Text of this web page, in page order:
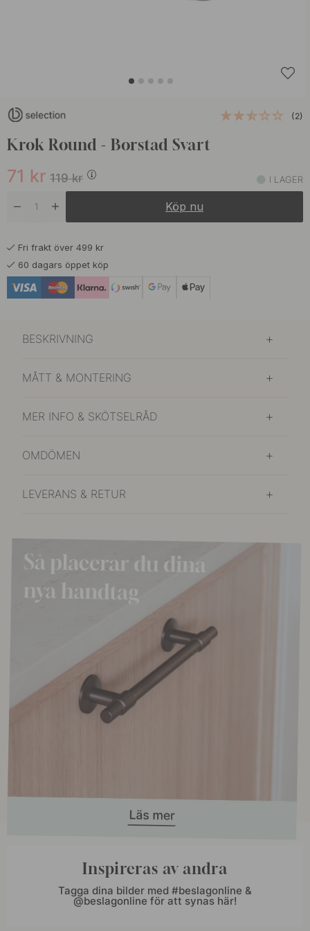
(2)
Krok Round - Borstad Svart
119kr
71 kr I LAGER
Köp nu
Fri frakt över 499 kr
60 dagars öppet köp
BESKRIVNING
MÅTT & MONTERING
MER INFO & SKÖTSELRÅD
OMDÖMEN
LEVERANS & RETUR
Inspireras av andra
Tagga dina bilder med #beslagonline &
@beslagonline för att synas här!